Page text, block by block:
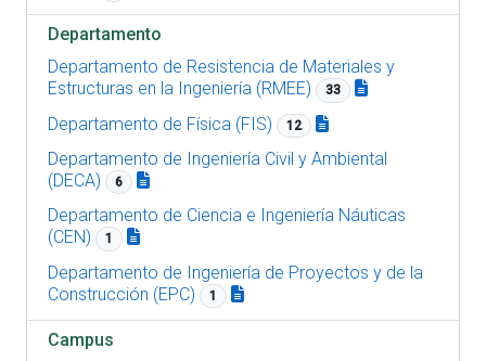
Departamento
Departamento de Resistencia de Materiales y
Estructuras en la Ingeniería (RMEE)
33
Departamento de Física (FIS) 12
Departamento de Ingeniería Civil y Ambiental
(DECA)
6
Departamento de Ciencia e Ingeniería Náuticas
(CEN)
1
Departamento de Ingeniería de Proyectos y de la
Construcción (EPC)
1
Campus